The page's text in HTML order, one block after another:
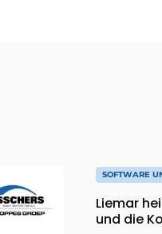
SOFTWARE
Liemar
und die